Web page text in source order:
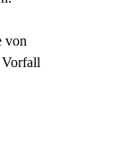
von
Vorfall